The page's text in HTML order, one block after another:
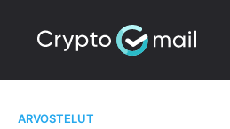
ARVOSTELUT